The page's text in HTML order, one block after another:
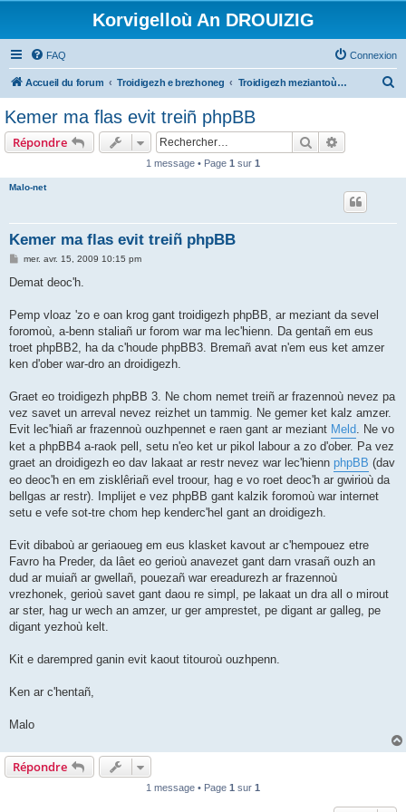
Korvigelloù An DROUIZIG
FAQ Connexion
Accueil du forum Troidigezh e brezhoneg Troidigezh meziantoù all (frank a wirioù evit an darn vrasañ anezho)
Kemer ma flas evit treiñ phpBB
Répondre Rechercher
1 message • Page 1 sur 1
Malo-net
Kemer ma flas evit treiñ phpBB
M
s
g
mer. avr. 15, 2009 10:15 pm
Demat deoc'h.
Pemp vloaz 'zo e oan krog gant troidigezh phpBB, ar meziant da sevel
foromoù, a-benn staliañ ur forom war ma lec'hienn. Da gentañ em eus
troet phpBB2, ha da c'houde phpBB3. Bremañ avat n'em eus ket amzer
ken d'ober war-dro an droidigezh.
Graet eo troidigezh phpBB 3. Ne chom nemet treiñ ar frazennoù nevez pa
vez savet un arreval nevez reizhet un tammig. Ne gemer ket kalz amzer.
Evit lec'hiañ ar frazennoù ouzhpennet e raen gant ar meziant Meld. Ne vo
ket a phpBB4 a-raok pell, setu n'eo ket ur pikol labour a zo d'ober. Pa vez
graet an droidigezh eo dav lakaat ar restr nevez war lec'hienn phpBB (dav
eo deoc'h en em zisklêriañ evel troour, hag e vo roet deoc'h ar gwirioù da
bellgas ar restr). Implijet e vez phpBB gant kalzik foromoù war internet
setu e vefe sot-tre chom hep kenderc'hel gant an droidigezh.
Evit dibaboù ar geriaoueg em eus klasket kavout ar c'hempouez etre
Favro ha Preder, da lâet eo gerioù anavezet gant darn vrasañ ouzh an
dud ar muiañ ar gwellañ, pouezañ war ereadurezh ar frazennoù
vrezhonek, gerioù savet gant daou re simpl, pe lakaat un dra all o mirout
ar ster, hag ur wech an amzer, ur ger amprestet, pe digant ar galleg, pe
digant yezhoù kelt.
Kit e darempred ganin evit kaout titouroù ouzhpenn.
Ken ar c'hentañ,
Malo
Répondre
1 message • Page 1 sur 1